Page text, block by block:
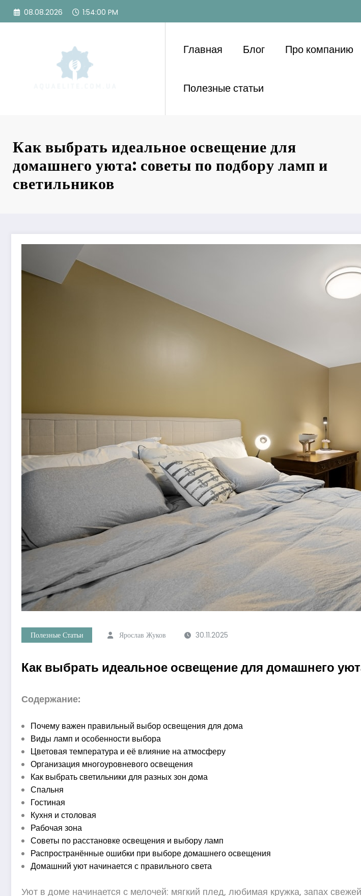
Перейти
08.08.2026 1:54:02 PM
Главная Блог Про компанию
Полезные статьи
Как выбрать идеальное освещение для
домашнего уюта: советы по подбору ламп и
светильников
Полезные Статьи Ярослав Жуков 30.11.2025
Как выбрать идеальное освещение для домашнего
Содержание:
Почему важен правильный выбор освещения для дома
Виды ламп и особенности выбора
Цветовая температура и её влияние на атмосферу
Организация многоуровневого освещения
Как выбрать светильники для разных зон дома
Спальня
Гостиная
Кухня и столовая
Рабочая зона
Советы по расстановке освещения и выбору ламп
Распространённые ошибки при выборе домашнего освещения
Домашний уют начинается с правильного света
Уют в доме начинается с мелочей: мягкий плед, любимая кружка, запах